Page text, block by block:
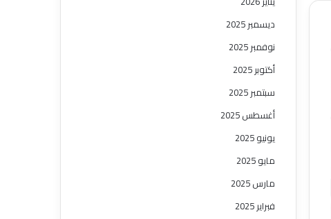
ديسمبر 2025
نوفمبر 2025
أكتوبر 2025
سبتمبر 2025
أغسطس 2025
يونيو 2025
مايو 2025
مارس 2025
فبراير 2025